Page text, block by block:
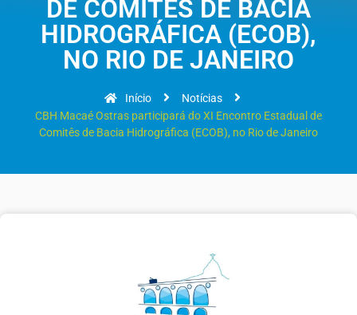
DE COMITÊS DE BACIA
HIDROGRÁFICA (ECOB),
NO RIO DE JANEIRO
Início
Notícias
CBH Macaé Ostras participará do XI Encontro Estadual de
Comitês de Bacia Hidrográfica (ECOB), no Rio de Janeiro